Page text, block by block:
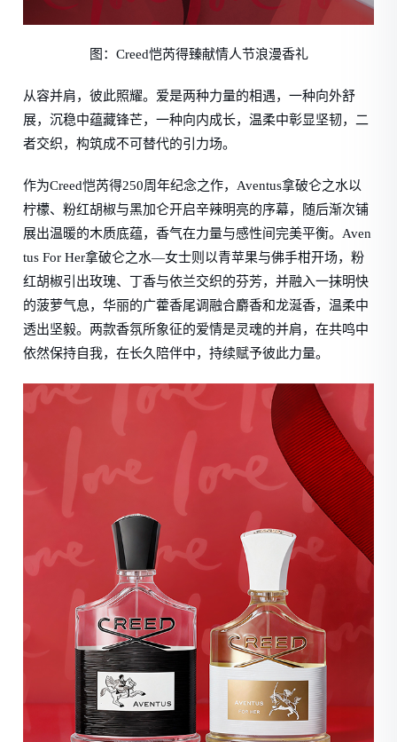
图：Creed恺芮得臻献情人节浪漫香礼
从容并肩，彼此照耀。爱是两种力量的相遇，一种向外舒
展，沉稳中蕴藏锋芒，一种向内成长，温柔中彰显坚韧，二
者交织，构筑成不可替代的引力场。
作为Creed恺芮得250周年纪念之作，Aventus拿破仑之水以
柠檬、粉红胡椒与黑加仑开启辛辣明亮的序幕，随后渐次铺
展出温暖的木质底蕴，香气在力量与感性间完美平衡。Aven
tus For Her拿破仑之水—女士则以青苹果与佛手柑开场，粉
红胡椒引出玫瑰、丁香与依兰交织的芬芳，并融入一抹明快
的菠萝气息，华丽的广藿香尾调融合麝香和龙涎香，温柔中
透出坚毅。两款香氛所象征的爱情是灵魂的并肩，在共鸣中
依然保持自我，在长久陪伴中，持续赋予彼此力量。